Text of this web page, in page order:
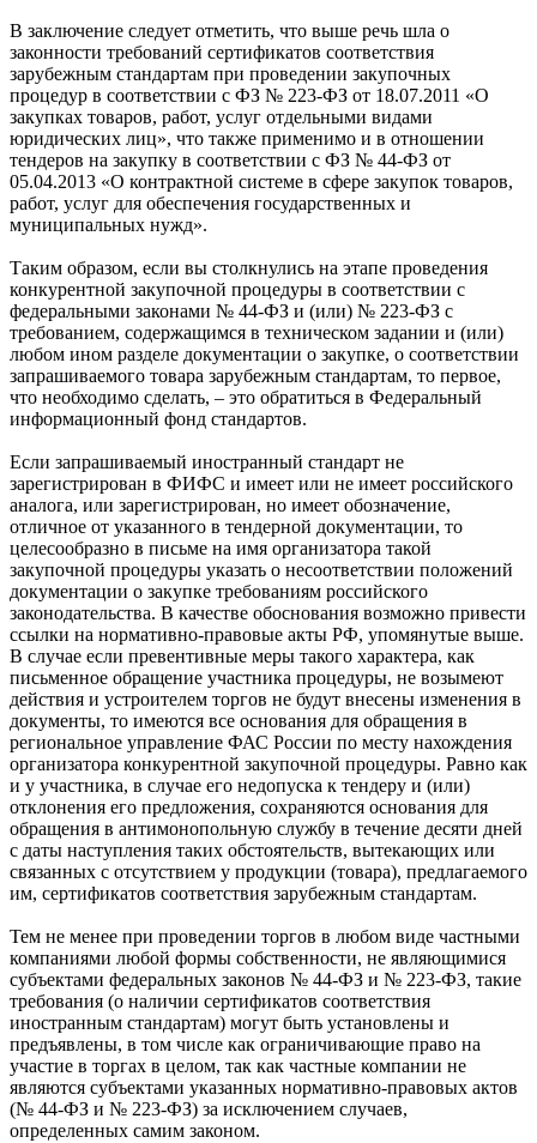
В заключение следует отметить, что вы­ше речь шла о
законности требований сертификатов соответствия
зарубежным стандартам при проведении закупочных
процедур в соответствии с ФЗ № 223-ФЗ от 18.07.2011 «О
закупках товаров, работ, услуг отдельными видами
юридических лиц», что также применимо и в отношении
тендеров на закупку в соответствии с ФЗ № 44-ФЗ от
05.04.2013 «О контрактной системе в сфере закупок товаров,
работ, услуг для обеспечения государственных и
муниципальных нужд».
Таким образом, если вы столкнулись на этапе проведения
конкурентной закупочной процедуры в соответствии с
федеральными законами № 44-ФЗ и (или) № 223-ФЗ с
требованием, содержащимся в техническом задании и (или)
любом ином разделе документации о закупке, о соответствии
запрашиваемого товара зарубежным стандартам, то первое,
что необходимо сделать, – это обратиться в Федеральный
информационный фонд стандартов.
Если запрашиваемый иностранный стандарт не
зарегистрирован в ФИФС и имеет или не имеет российского
аналога, или зарегистрирован, но имеет обозначение,
отличное от указанного в тендерной документации, то
целесообразно в письме на имя организатора такой
закупочной процедуры указать о несоответствии положений
документации о закупке требованиям российского
законодательства. В качестве обоснования возможно привести
ссылки на нормативно-правовые акты РФ, упомянутые вы­ше.
В случае если превентивные ме­ры такого характера, как
письменное обращение участника процедуры, не возымеют
действия и устроителем торгов не будут внесены изменения в
документы, то имеются все основания для обращения в
региональное управление ФАС России по месту нахождения
организатора конкурентной закупочной процедуры. Равно как
и у участника, в случае его недопуска к тендеру и (или)
отклонения его предложения, сохраняются основания для
обращения в антимонопольную службу в течение десяти дней
с да­ты наступления таких обстоятельств, вытекающих или
связанных с отсутствием у продукции (товара), предлагаемого
им, сертификатов соответствия зарубежным стандартам.
Тем не менее при проведении торгов в любом виде частными
компаниями любой формы собственности, не являющимися
субъектами федеральных законов № 44-ФЗ и № 223-ФЗ, такие
требования (о наличии сертификатов соответствия
иностранным стандартам) могут быть установлены и
предъявлены, в том числе как ограничивающие право на
участие в торгах в целом, так как частные компании не
являются субъектами указанных нормативно-правовых актов
(№ 44-ФЗ и № 223-ФЗ) за исключением случаев,
определенных самим законом.